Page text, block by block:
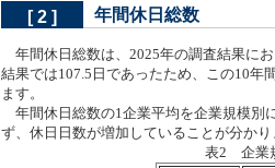
[ 2 ] 年間休日総数
年間休日総数は、2025年の調査結果に
結果では107.5日であったため、この10年
ます。
年間休日総数の1企業平均を企業規模別
ず、休日日数が増加していることが分かり
表2 企業